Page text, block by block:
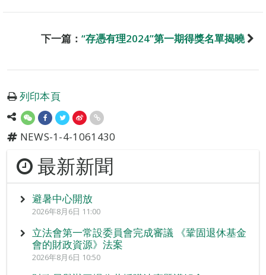
下一篇： “存憑有理2024”第一期得獎名單揭曉
列印本頁
NEWS-1-4-1061430
最新新聞
避暑中心開放
2026年8月6日 11:00
立法會第一常設委員會完成審議 《鞏固退休基金
會的財政資源》法案
2026年8月6日 10:50